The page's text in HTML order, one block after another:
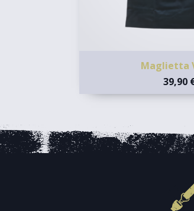
Maglietta
39,90